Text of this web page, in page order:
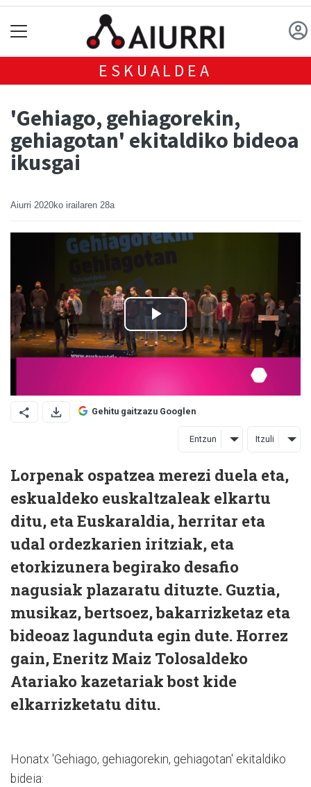
ESKUALDEA
'Gehiago, gehiagorekin,
gehiagotan' ekitaldiko bideoa
ikusgai
Aiurri 2020ko irailaren 28a
Gehitu gaitzazu Googlen
Entzun Itzuli
Lorpenak ospatzea merezi duela eta,
eskualdeko euskaltzaleak elkartu
ditu, eta Euskaraldia, herritar eta
udal ordezkarien iritziak, eta
etorkizunera begirako desafio
nagusiak plazaratu dituzte. Guztia,
musikaz, bertsoez, bakarrizketaz eta
bideoaz lagunduta egin dute. Horrez
gain, Eneritz Maiz Tolosaldeko
Atariako kazetariak bost kide
elkarrizketatu ditu.
Honatx 'Gehiago, gehiagorekin, gehiagotan' ekitaldiko
bideia: